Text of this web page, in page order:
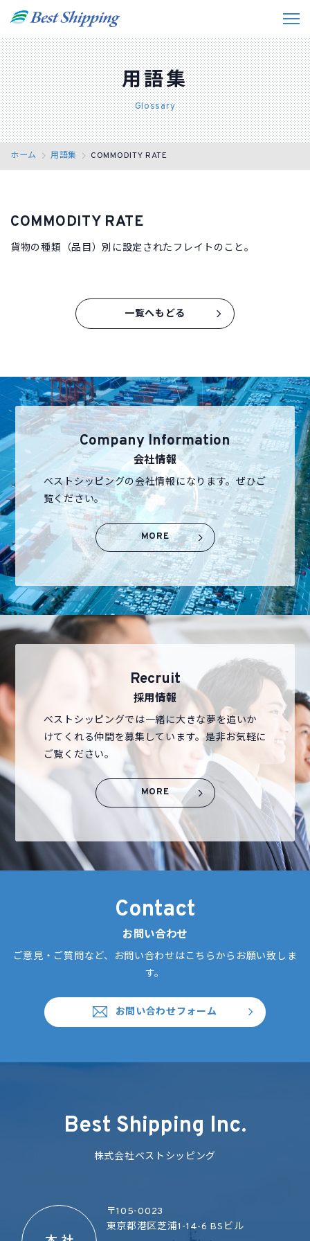
私たちの強み
事業紹介
お役立ちデータ
事例紹介
採用情報
ユーザーログイン
用語集
Glossary
ホーム 用語集 COMMODITY RATE
COMMODITY RATE
貨物の種類（品目）別に設定されたフレイトのこと。
一覧へもどる
Company Information
会社情報
ベストシッピングの会社情報になります。ぜひご
覧ください。
MORE
Recruit
採用情報
ベストシッピングでは一緒に大きな夢を追いか
けてくれる仲間を募集しています。是非お気軽に
ご覧ください。
MORE
Contact
お問い合わせ
ご意見・ご質問など、お問い合わせはこちらからお願い致しま
す。
お問い合わせフォーム
Best Shipping Inc.
株式会社ベストシッピング
〒105-0023
東京都港区芝浦1-14-6 BSビル